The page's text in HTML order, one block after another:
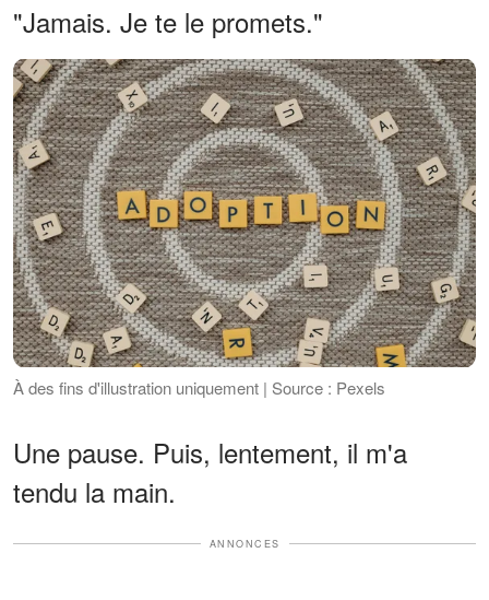
"Jamais. Je te le promets."
À des fins d'illustration uniquement | Source : Pexels
Une pause. Puis, lentement, il m'a
tendu la main.
ANNONCES